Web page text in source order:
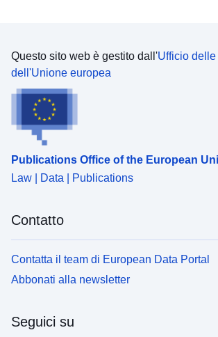
Questo sito web è gestito dall'Ufficio
dell'Unione europea
Publications Office of the European
Law | Data | Publications
Contatto
Contatta il team di European Data Portal
Abbonati alla newsletter
Seguici su